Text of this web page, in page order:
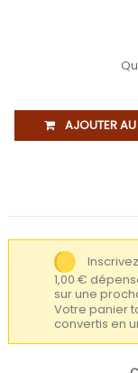
AJOUTER
1,00 €
sur une
Votre panier
convertis en